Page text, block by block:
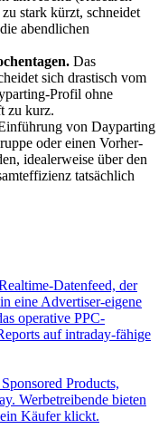
stark kürzt, schneidet
abendlichen
Das
sich drastisch vom
Profil ohne
zu kurz.
von Dayparting
oder einen Vorher-
idealerweise über den
tatsächlich
Datenfeed, der
eine Advertiser-eigene
operative PPC-
auf intraday-fähige
Products,
Werbetreibende bieten
Käufer klickt.